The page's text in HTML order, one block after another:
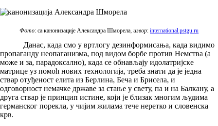
Фото: са канонизације Александра Шморела, извор: international.pstgu.ru
Данас, када смо у вртлогу дезинформисања, када видимо
пропаганду неопаганизма, под видом борбе против Немства (а
може и за, парадоксално), када се обнављају идолатријске
матрице уз помоћ нових технологија, треба знати да је једна
ствар отуђеност елита из Берлина, Беча и Брисела, и
одговорност немачке државе за стање у свету, па и на Балкану, а
друга ствар је принцип истине, који је близак многим људима
германског порекла, у чијим жилама тече неретко и словенска
крв.